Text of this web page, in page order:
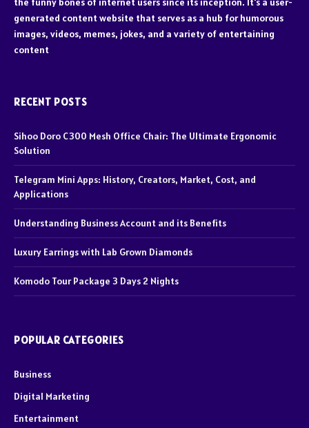
generated content website that serves as a hub for humorous
images, videos, memes, jokes, and a variety of entertaining
content
RECENT POSTS
Sihoo Doro C300 Mesh Office Chair: The Ultimate Ergonomic
Solution
Telegram Mini Apps: History, Creators, Market, Cost, and
Applications
Understanding Business Account and its Benefits
Luxury Earrings with Lab Grown Diamonds
Komodo Tour Package 3 Days 2 Nights
POPULAR CATEGORIES
Business
Digital Marketing
Entertainment